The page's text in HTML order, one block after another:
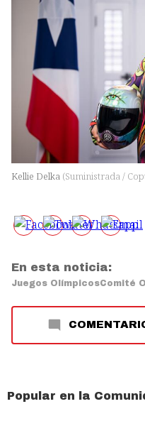
Kellie Delka (Suministrada /
En esta noticia:
Juegos OlímpicosComité
Popular en la